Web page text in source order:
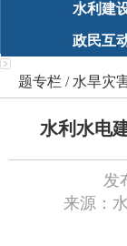
水利建
政民互
题专栏 /水旱灾
水利水电
发
来源：